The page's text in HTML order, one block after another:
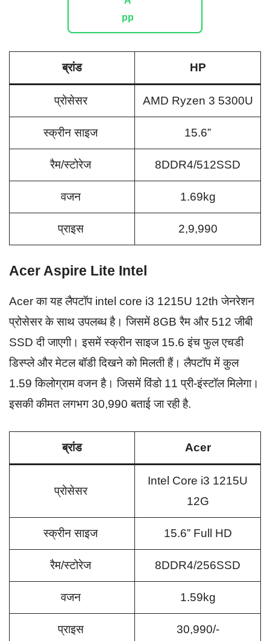
ब्रांड HP
प्रोसेसर AMD Ryzen 3 5300U
स्क्रीन साइज 15.6”
रैम/स्टोरेज 8DDR4/512SSD
वजन 1.69kg
प्राइस 2,9,990
Acer Aspire Lite Intel
Acer का यह लैपटॉप intel core i3 1215U 12th जेनरेशन
प्रोसेसर के साथ उपलब्ध है। जिसमें 8GB रैम और 512 जीबी
SSD दी जाएगी। इसमें स्क्रीन साइज 15.6 इंच फुल एचडी
डिस्प्ले और मेटल बॉडी दिखने को मिलती हैं। लैपटॉप में कुल
1.59 किलोग्राम वजन है। जिसमें विंडो 11 प्री-इंस्टॉल मिलेगा।
इसकी कीमत लगभग 30,990 बताई जा रही है.
ब्रांड Acer
प्रोसेसर
Intel Core i3 1215U
12G
स्क्रीन साइज 15.6” Full HD
रैम/स्टोरेज 8DDR4/256SSD
वजन 1.59kg
प्राइस 30,990/-